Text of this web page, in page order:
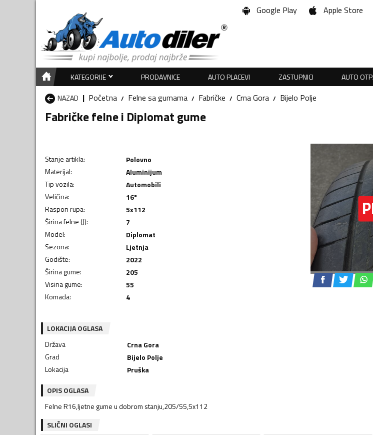
Google Play Apple Store
KATEGORIJE PRODAVNICE AUTO PLACEVI ZASTUPNICI AUTO
NAZAD
Početna Felne sa gumama Fabričke Crna Gora Bijelo Polje
Fabričke felne i Diplomat gume
Stanje artikla:
Polovno
Materijal:
Aluminijum
Tip vozila:
Automobili
Veličina:
16"
Raspon rupa:
5x112
Širina felne (J):
7
Model:
Diplomat
Sezona:
Ljetnja
Godište:
2022
Širina gume:
205
Visina gume:
55
Komada: 4
LOKACIJA OGLASA
Država
Crna Gora
Grad
Bijelo Polje
Lokacija
Pruška
OPIS OGLASA
Felne R16,ljetne gume u dobrom stanju,205/55,5x112
SLIČNI OGLASI